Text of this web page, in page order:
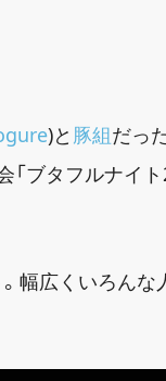
)と 豚組だっ
ブタフルナイ
幅広くいろん